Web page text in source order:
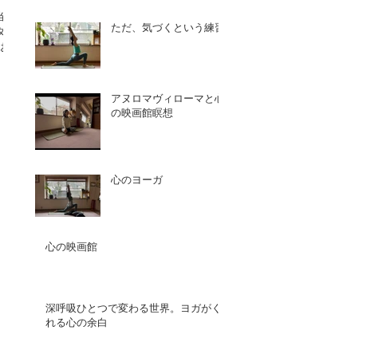
時
ただ、気づくという練習
アヌロマヴィローマと心
の映画館瞑想
心のヨーガ
心の映画館
深呼吸ひとつで変わる世界。ヨガがく
れる心の余白